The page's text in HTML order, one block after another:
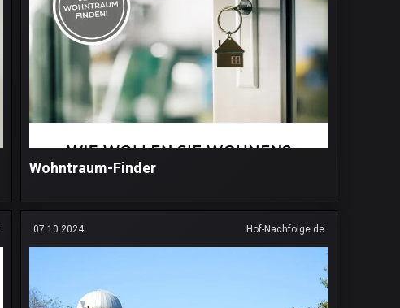
Wohntraum-Finder
07.10.2024 Hof-Nachfolge.de